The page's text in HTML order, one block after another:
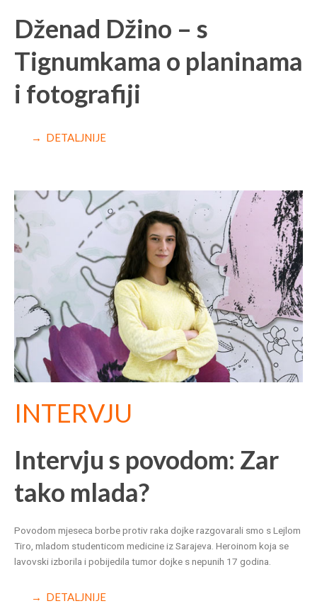
Dženad Džino – s
Tignumkama o planinama
i fotografiji
→ DETALJNIJE
INTERVJU
Intervju s povodom: Zar
tako mlada?
Povodom mjeseca borbe protiv raka dojke razgovarali smo s Lejlom
Tiro, mladom studenticom medicine iz Sarajeva. Heroinom koja se
lavovski izborila i pobijedila tumor dojke s nepunih 17 godina.
→ DETALJNIJE